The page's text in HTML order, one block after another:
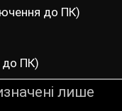
до ПК)
до ПК)
лише